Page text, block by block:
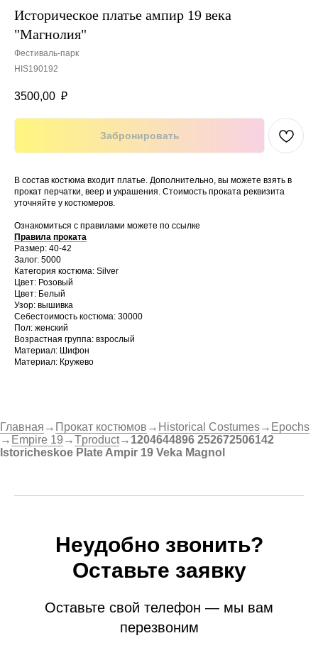
Историческое платье ампир 19 века
"Магнолия"
Фестиваль-парк
HIS190192
3500,00 ₽
Забронировать
В состав костюма входит платье. Дополнительно, вы можете взять в
прокат перчатки, веер и украшения. Стоимость проката реквизита
уточняйте у костюмеров.
Ознакомиться с правилами можете по ссылке
Правила проката
Размер: 40-42
Залог: 5000
Категория костюма: Silver
Цвет: Розовый
Цвет: Белый
Узор: вышивка
Себестоимость костюма: 30000
Пол: женский
Возрастная группа: взрослый
Материал: Шифон
Материал: Кружево
Главная → Прокат костюмов → Historical Costumes→ Epochs
→ Empire 19 →Tproduct→ 1204644896 252672506142
Istoricheskoe Plate Ampir 19 Veka Magnol
Неудобно звонить?
Оставьте заявку
Оставьте свой телефон — мы вам
перезвоним